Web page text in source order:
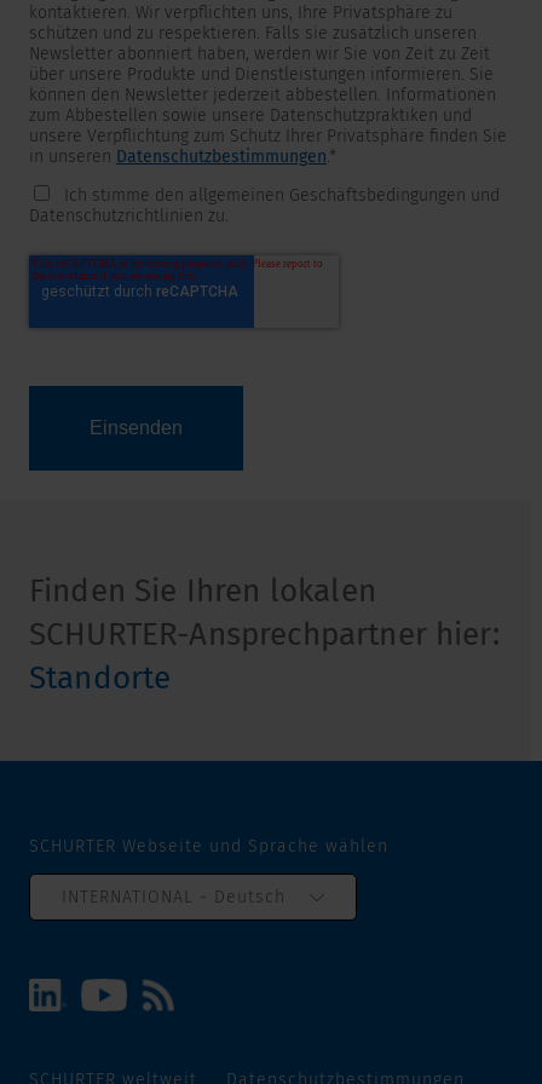
kontaktieren. Wir verpflichten uns, Ihre Privatsphäre zu
schützen und zu respektieren. Falls sie zusätzlich unseren
Newsletter abonniert haben, werden wir Sie von Zeit zu Zeit
über unsere Produkte und Dienstleistungen informieren. Sie
können den Newsletter jederzeit abbestellen. Informationen
zum Abbestellen sowie unsere Datenschutzpraktiken und
unsere Verpflichtung zum Schutz Ihrer Privatsphäre finden Sie
in unseren Datenschutzbestimmungen.*
Ich stimme den allgemeinen Geschäftsbedingungen und
Datenschutzrichtlinien zu.
Finden Sie Ihren lokalen
SCHURTER-Ansprechpartner hier:
Standorte
SCHURTER Webseite und Sprache wählen
INTERNATIONAL - Deutsch
SCHURTER weltweit Datenschutzbestimmungen